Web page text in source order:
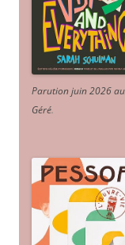
Parution juin 2026
Géré.